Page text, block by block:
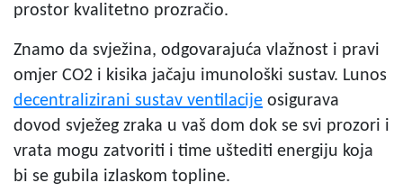
prostor kvalitetno prozračio.
Znamo da svježina, odgovarajuća vlažnost i pravi
omjer CO2 i kisika jačaju imunološki sustav. Lunos
decentralizirani sustav ventilacije osigurava
dovod svježeg zraka u vaš dom dok se svi prozori i
vrata mogu zatvoriti i time uštediti energiju koja
bi se gubila izlaskom topline.